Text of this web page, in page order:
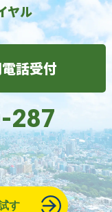
ヤル
話受付
287
す